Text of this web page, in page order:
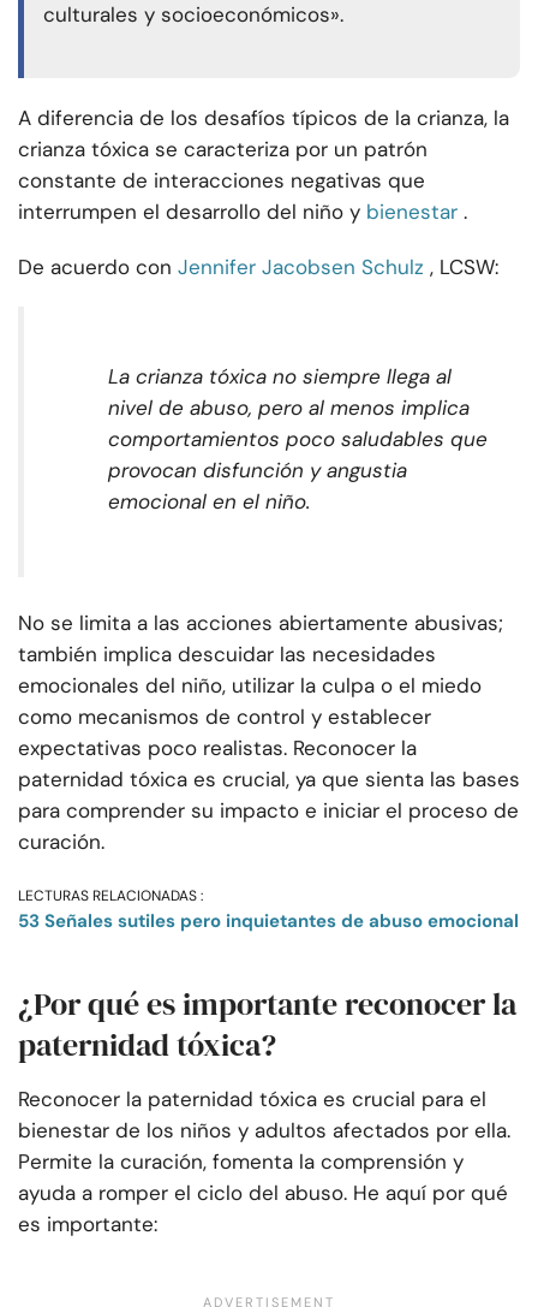
culturales y socioeconómicos».
A diferencia de los desafíos típicos de la crianza, la
crianza tóxica se caracteriza por un patrón
constante de interacciones negativas que
interrumpen el desarrollo del niño y bienestar .
De acuerdo con Jennifer Jacobsen Schulz , LCSW:
La crianza tóxica no siempre llega al
nivel de abuso, pero al menos implica
comportamientos poco saludables que
provocan disfunción y angustia
emocional en el niño.
No se limita a las acciones abiertamente abusivas;
también implica descuidar las necesidades
emocionales del niño, utilizar la culpa o el miedo
como mecanismos de control y establecer
expectativas poco realistas. Reconocer la
paternidad tóxica es crucial, ya que sienta las bases
para comprender su impacto e iniciar el proceso de
curación.
LECTURAS RELACIONADAS :
53 Señales sutiles pero inquietantes de abuso emocional
¿Por qué es importante reconocer la
paternidad tóxica?
Reconocer la paternidad tóxica es crucial para el
bienestar de los niños y adultos afectados por ella.
Permite la curación, fomenta la comprensión y
ayuda a romper el ciclo del abuso. He aquí por qué
es importante: